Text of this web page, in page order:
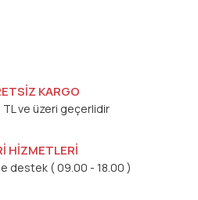
KARGO
TL ve üzeri geçerlidir
HİZMETLERİ
destek ( 09.00 - 18.00 )